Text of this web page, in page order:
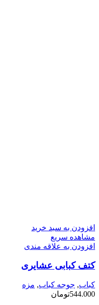
افزودن به سبد خرید
مشاهده سریع
افزودن به علاقه مندی
کتف کبابی عشایری
کباب, جوجه کباب, مزه
544.000تومان